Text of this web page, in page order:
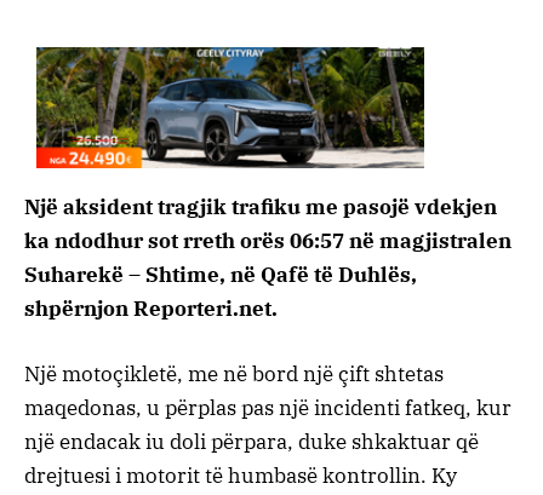
Një aksident tragjik trafiku me pasojë vdekjen
ka ndodhur sot rreth orës 06:57 në magjistralen
Suharekë – Shtime, në Qafë të Duhlës,
shpërnjon Reporteri.net.
Një motoçikletë, me në bord një çift shtetas
maqedonas, u përplas pas një incidenti fatkeq, kur
një endacak iu doli përpara, duke shkaktuar që
drejtuesi i motorit të humbasë kontrollin. Ky